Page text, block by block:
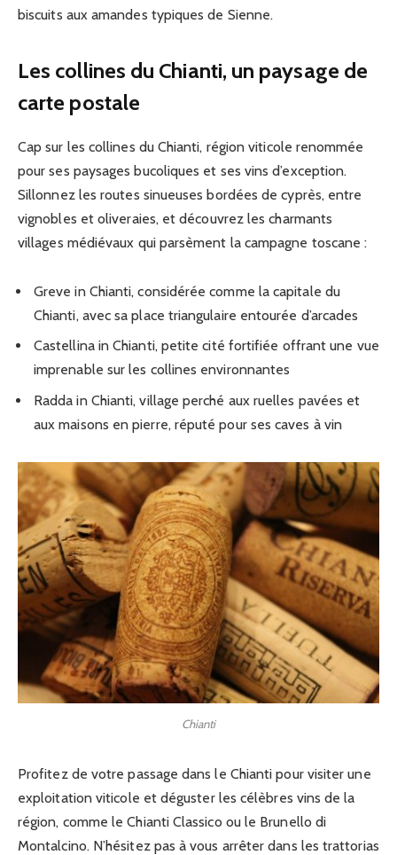
biscuits aux amandes typiques de Sienne.
Les collines du Chianti, un paysage de
carte postale
Cap sur les collines du Chianti, région viticole renommée
pour ses paysages bucoliques et ses vins d’exception.
Sillonnez les routes sinueuses bordées de cyprès, entre
vignobles et oliveraies, et découvrez les charmants
villages médiévaux qui parsèment la campagne toscane :
Greve in Chianti, considérée comme la capitale du
Chianti, avec sa place triangulaire entourée d’arcades
Castellina in Chianti, petite cité fortifiée offrant une vue
imprenable sur les collines environnantes
Radda in Chianti, village perché aux ruelles pavées et
aux maisons en pierre, réputé pour ses caves à vin
Chianti
Profitez de votre passage dans le Chianti pour visiter une
exploitation viticole et déguster les célèbres vins de la
région, comme le Chianti Classico ou le Brunello di
Montalcino. N’hésitez pas à vous arrêter dans les trattorias